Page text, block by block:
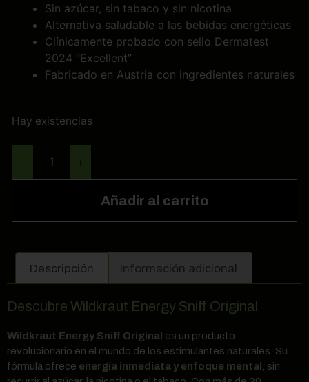
Sin azúcar, sin tabaco y sin nicotina
Alternativa saludable a las bebidas energéticas
Clínicamente probado con sello Dermatest
2024 “Excellent”
Fabricado en Austria con ingredientes naturales
Hay existencias
- +
Añadir al carrito
Descripción Información adicional
Descubre Wildkraut Energy Sniff Original
Wildkraut Energy Sniff Original es un producto
revolucionario en el mundo de los estimulantes naturales. Su
fórmula ofrece energía inmediata y enfoque mental , sin